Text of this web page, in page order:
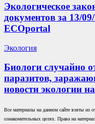
Экологическое
документов за 13/
ECOportal
Экология
Биологи случайно
паразитов,
новости экологии
Все материалы на данном сайте взяты из
ознакомительных целях. Права на